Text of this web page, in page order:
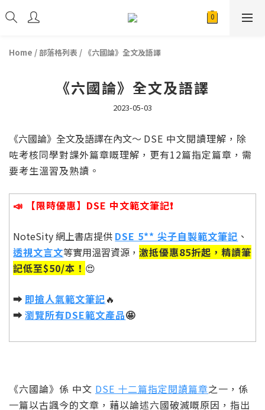
Home / 部落格列表 / 《六國論》全文及語譯
《六國論》全文及語譯
2023-05-03
《六國論》全文及語譯在內文～ DSE 中文閱讀理解，除
咗考核同學對課外篇章嘅理解，更有12篇指定篇章，需
要考生溫習及熟讀。
📣 【限時優惠】DSE 中文範文筆記❗️
NoteSity 網上書店提供 DSE 5** 尖子自製範文筆記 、
透視文言文等實用溫習資源，激抵優惠85折起，精讀筆
記低至$50/本！ 😍
➡️即搶人氣範文筆記🔥
➡️瀏覽所有DSE範文產品🤩
《六國論》係 中文 DSE 十二篇指定閱讀篇章之一，係
一篇以古諷今的文章，藉以論述六國破滅嘅原因，指出